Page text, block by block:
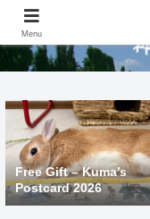
Free Gift – Kuma’s
Postcard 2026
Menu